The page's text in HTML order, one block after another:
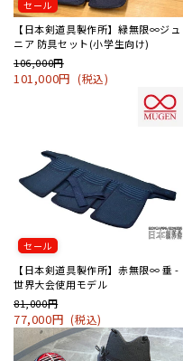
セール
【日本剣道具製作所】緑無限∞ジュ
ニア 防具セット(小学生向け)
106,000円
101,000円 (税込)
セール
【日本剣道具製作所】赤無限∞ 垂 -
世界大会使用モデル
81,000円
77,000円(税込)